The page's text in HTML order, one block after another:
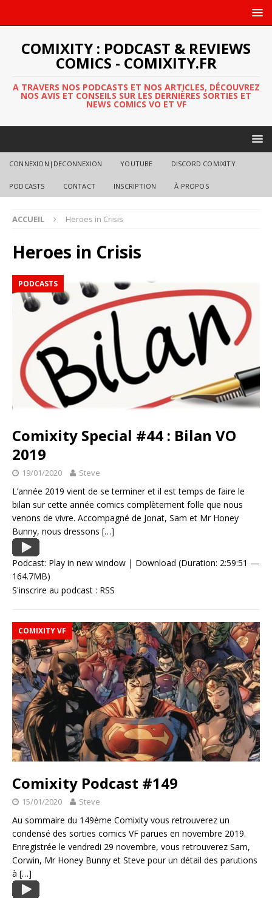
COMIXITY : PODCAST & REVIEWS
COMICS - COMIXITY.FR
A TRAVERS NOS PODCASTS ET NOS ARTICLES, DÉCOUVREZ
NOS AVIS ET CONSEILS SUR LES DERNIÈRES SORTIES ET
NEWS COMICS VO ET VF
CONNEXION|DECONNEXION YOUTUBE DISCORD COMIXITY
PODCASTS CONTACT INSCRIPTION À PROPOS
ACCUEIL Heroes in Crisis
Heroes in Crisis
PODCASTS
Comixity Special #44 : Bilan VO
2019
19/01/2020 Steve
L’année 2019 vient de se terminer et il est temps de faire le
bilan sur cette année comics complètement folle que nous
venons de vivre. Accompagné de Jonat, Sam et Mr Honey
Bunny, nous dressons […]
Podcast: Play in new window | Download (Duration: 2:59:51 —
164.7MB)
S'inscrire au podcast : RSS
COMIXITY VF
Comixity Podcast #149
15/01/2020 Steve
Au sommaire du 149ème Comixity vous retrouverez un
condensé des sorties comics VF parues en novembre 2019.
Enregistrée le vendredi 29 novembre, vous retrouverez Sam,
Corwin, Mr Honey Bunny et Steve pour un détail des parutions
à […]